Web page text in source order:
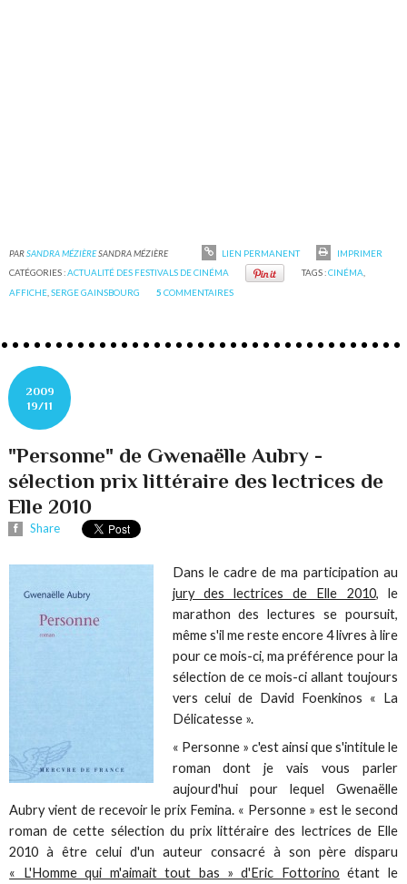
PARSANDRA MÉZIÈRESANDRA MÉZIÈRE LIEN PERMANENT
IMPRIMER
CATÉGORIES :ACTUALITÉ DES FESTIVALS DE CINÉMA TAGS :CINÉMA,
AFFICHE,SERGE GAINSBOURG 5 COMMENTAIRES
2009
19/11
"Personne" de Gwenaëlle Aubry -
sélection prix littéraire des lectrices de
Elle 2010
Share
Dans le cadre de ma participation au
jury des lectrices de Elle 2010, le
marathon des lectures se poursuit,
même s'il me reste encore 4 livres à lire
pour ce mois-ci, ma préférence pour la
sélection de ce mois-ci allant toujours
vers celui de David Foenkinos « La
Délicatesse ».
« Personne » c'est ainsi que s'intitule le
roman dont je vais vous parler
aujourd'hui pour lequel Gwenaëlle
Aubry vient de recevoir le prix Femina. « Personne » est le second
roman de cette sélection du prix littéraire des lectrices de Elle
2010 à être celui d'un auteur consacré à son père disparu
« L'Homme qui m'aimait tout bas » d'Eric Fottorino étant le